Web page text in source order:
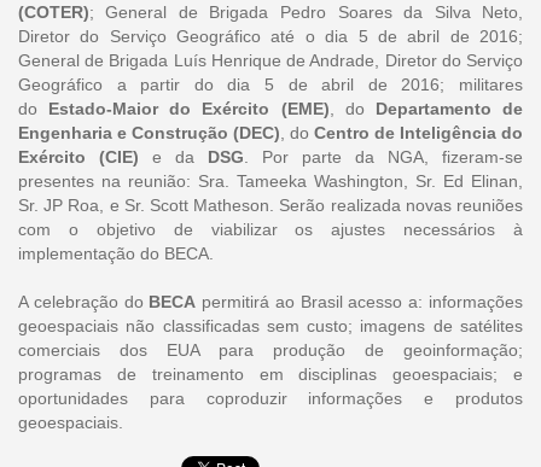
(COTER); General de Brigada Pedro Soares da Silva Neto,
Diretor do Serviço Geográfico até o dia 5 de abril de 2016;
General de Brigada Luís Henrique de Andrade, Diretor do Serviço
Geográfico a partir do dia 5 de abril de 2016; militares
do Estado-Maior do Exército (EME) , do Departamento de
Engenharia e Construção (DEC) , doCentro de Inteligência do
Exército (CIE) e da DSG . Por parte da NGA, fizeram-se
presentes na reunião: Sra. Tameeka Washington, Sr. Ed Elinan,
Sr. JP Roa, e Sr. Scott Matheson. Serão realizada novas reuniões
com o objetivo de viabilizar os ajustes necessários à
implementação do BECA.
A celebração do BECA permitirá ao Brasil acesso a: informações
geoespaciais não classificadas sem custo; imagens de satélites
comerciais dos EUA para produção de geoinformação;
programas de treinamento em disciplinas geoespaciais; e
oportunidades para coproduzir informações e produtos
geoespaciais.